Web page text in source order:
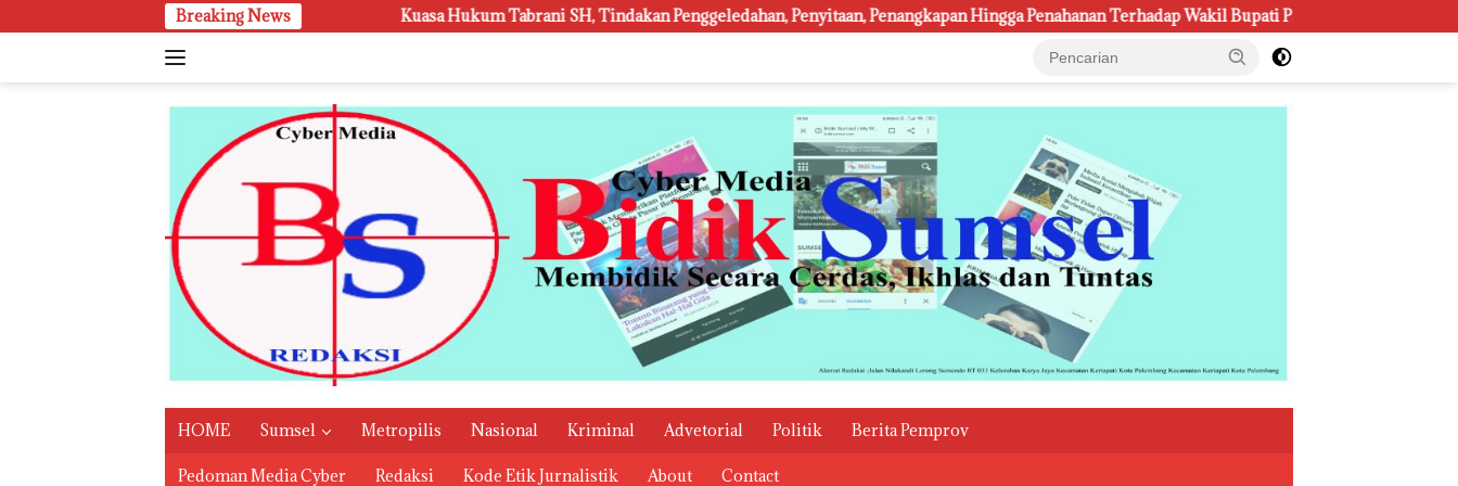
ke
Breaking News
‎Kuasa Hukum Tabrani SH, Tindakan Penggeledahan, Penyitaan, Penangkapan Hingga Penahanan Terhadap Wakil Bupati Pali Patut Diuji Melalui Mekanisme Praperadilan
HOME Sumsel Metropilis Nasional Kriminal Advetorial Politik Berita Pemprov
Pedoman Media Cyber Redaksi Kode Etik Jurnalistik About Contact